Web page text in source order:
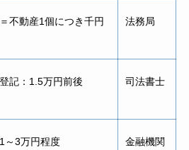
不動産1個につき千円 法務局
記：1.5万円前後 司法書士
～3万円程度 金融機関